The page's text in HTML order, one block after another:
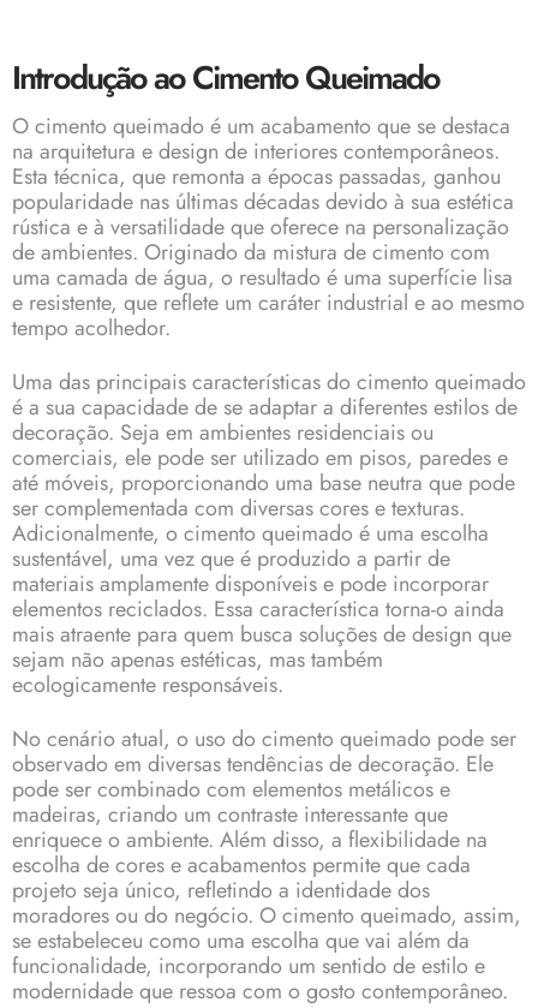
Introdução ao Cimento Queimado
Ocimento queimado é um acabamento que se destaca
na arquitetura e design de interiores contemporâneos.
Esta técnica, que remonta a épocas passadas, ganhou
popularidade nas últimas décadas devido à sua estética
rústica e à versatilidade que oferece na personalização
de ambientes. Originado da mistura de cimento com
uma camada de água, o resultado é uma superfície lisa
e resistente, que reflete um caráter industrial e ao mesmo
tempo acolhedor.
Uma das principais características do cimento queimado
é a sua capacidade de se adaptar a diferentes estilos de
decoração. Seja em ambientes residenciais ou
comerciais, ele pode ser utilizado em pisos, paredes e
até móveis, proporcionando uma base neutra que pode
ser complementada com diversas cores e texturas.
Adicionalmente, o cimento queimado é uma escolha
sustentável, uma vez que é produzido a partir de
materiais amplamente disponíveis e pode incorporar
elementos reciclados. Essa característica torna-o ainda
mais atraente para quem busca soluções de design que
sejam não apenas estéticas, mas também
ecologicamente responsáveis.
No cenário atual, o uso do cimento queimado pode ser
observado em diversas tendências de decoração. Ele
pode ser combinado com elementos metálicos e
madeiras, criando um contraste interessante que
enriquece o ambiente. Além disso, a flexibilidade na
escolha de cores e acabamentos permite que cada
projeto seja único, refletindo a identidade dos
moradores ou do negócio. O cimento queimado, assim,
se estabeleceu como uma escolha que vai além da
funcionalidade, incorporando um sentido de estilo e
modernidadeque ressoa com o gosto contemporâneo.